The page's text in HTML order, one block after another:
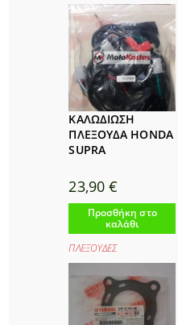
ΚΑΛΩΔΙΩΣΗ
ΠΛΕΞΟΥΔΑ HONDA
SUPRA
23,90€
Προσθήκη στο
καλάθι
ΠΛΕΞΟΥΔΕΣ